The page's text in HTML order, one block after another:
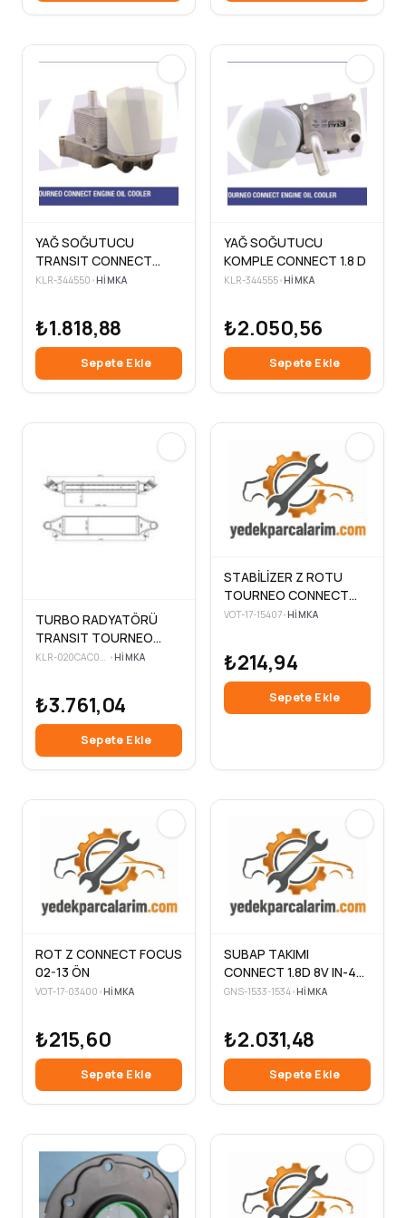
YAĞ SOĞUTUCU
TRANSIT CONNECT
FOCUS 98>05
KLR-344550 •HIMKA
₺1.818,88
Sepete Ekle
YAĞ SOĞUTUCU
KOMPLE CONNECT 1.8 D
KLR-344555•HIMKA
₺2.050,56
Sepete Ekle
TURBO RADYATÖRÜ
TRANSIT TOURNEO
CONNECT 1.8 TDCI
KLR-020CAC060 •HIMKA
₺3.761,04
Sepete Ekle
STABİLİZER Z ROTU
TOURNEO CONNECT
02> TRANSIT CONNECT
VOT-17-15407•HIMKA
₺214,94
Sepete Ekle
ROT Z CONNECT FOCUS
02-13 ÖN
VOT-17-03400 •HIMKA
₺215,60
Sepete Ekle
SUBAP TAKIMI
CONNECT 1.8D 8V IN-4
EX-4
GNS-1533-1534•HIMKA
₺2.031,48
Sepete Ekle